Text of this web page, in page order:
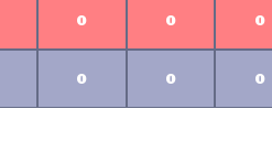
0 0 0
0 0 0